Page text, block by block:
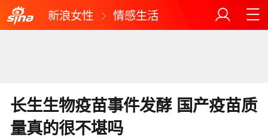
新浪女性 情感生活
长生生物疫苗事件发酵 国产疫苗质
量真的很不堪吗